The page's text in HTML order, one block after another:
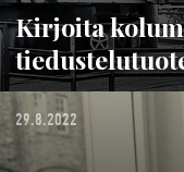
Kirjoita
29.8.2022